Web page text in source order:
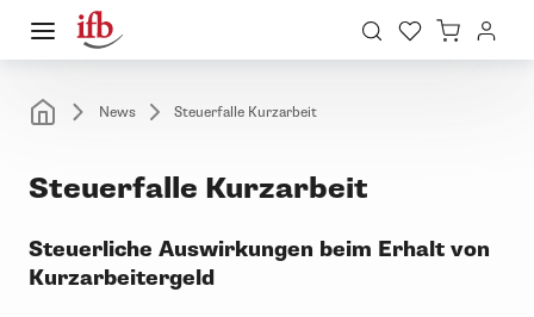
News Steuerfalle Kurzarbeit
Steuerfalle Kurzarbeit
Steuerliche Auswirkungen beim Erhalt von
Kurzarbeitergeld